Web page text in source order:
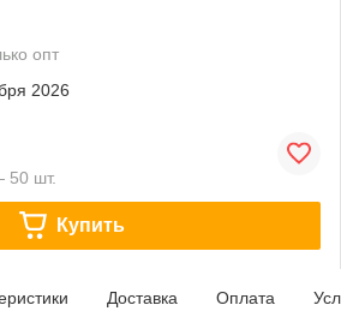
опт
2026
50 шт.
Купить
Доставка Оплата